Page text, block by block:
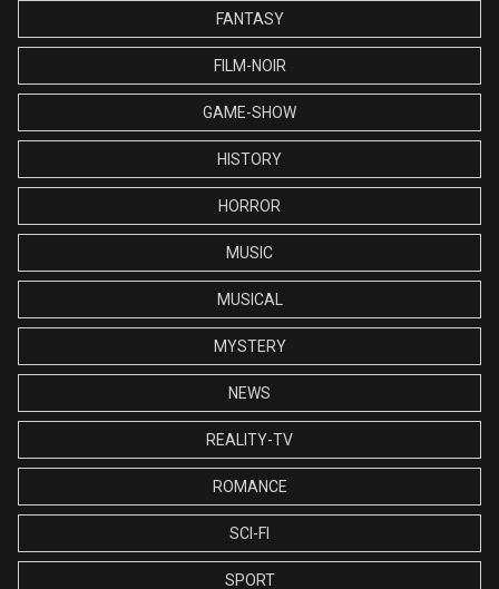
FANTASY
FILM-NOIR
GAME-SHOW
HISTORY
HORROR
MUSIC
MUSICAL
MYSTERY
NEWS
REALITY-TV
ROMANCE
SCI-FI
SPORT